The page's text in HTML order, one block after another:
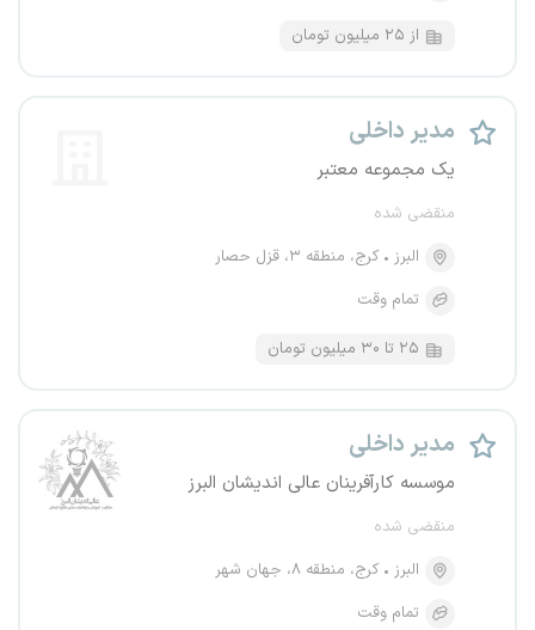
از ۲۵ میلیون تومان
مدیر داخلی
یک مجموعه معتبر
منقضی شده
البرز
کرج، منطقه ۳، قزل حصار
تمام وقت
۲۵ تا ۳۰ میلیون تومان
مدیر داخلی
موسسه کارآفرینان عالی اندیشان البرز
منقضی شده
البرز
کرج، منطقه ۸، جهان شهر
تمام وقت